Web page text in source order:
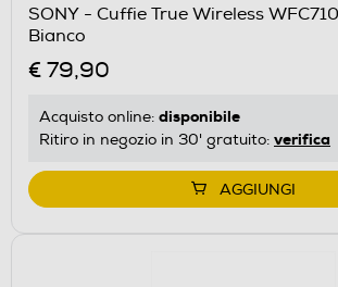
SONY - Cuffie True Wireless
Bianco
€ 79,90
Acquisto online: disponibile
Ritiro in negozio in 30' gratuito: verifica
AGGIUNGI